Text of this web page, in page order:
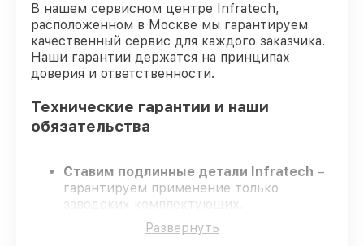
В нашем сервисном центре Infratech,
расположенном в Москве мы гарантируем
качественный сервис для каждого заказчика.
Наши гарантии держатся на принципах
доверия и ответственности.
Технические гарантии и наши
обязательства
Ставим подлинные детали Infratech –
гарантируем применение только
заводских комплектующих.
Квалифицированные инженеры
проходят жёсткий контроль знаний и
Развернуть